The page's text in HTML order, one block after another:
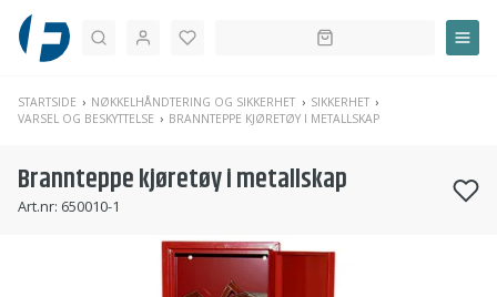
Søk
STARTSIDE NØKKELHÅNDTERING OG SIKKERHET
SIKKERHET
VARSEL OG BESKYTTELSE
BRANNTEPPE KJØRETØY I METALLSKAP
Brannteppe kjøretøy i metallskap
Art.nr: 650010-1